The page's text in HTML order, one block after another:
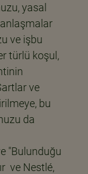
yasal
ve işbu
türlü koşul,
ve
bu
da
"Bulunduğu
ve Nestlé,